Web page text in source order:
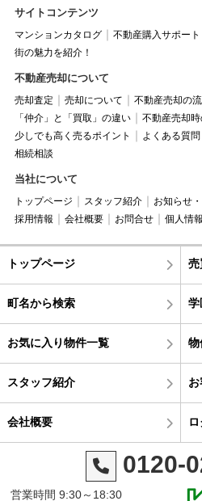
サイトコンテンツ
マンションカタログ 不動産購入サポート
街の魅力を紹介！
不動産売却について
売却査定 売却について
不動産売却の
「仲介」と「買取」の違い
不動産売却時
少しでも高く売るポイント
よくある質問
相続相談
当社について
トップページ スタッフ紹介 お知らせ
採用情報
会社概要 お問合せ 個人情
トップページ 売
町名から検索 学
お気に入り物件一覧 物
スタッフ紹介
会社概要
0120-
営業時間 9:30～18:30